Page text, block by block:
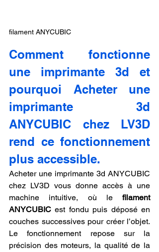
filament ANYCUBIC
Comment fonctionne
une imprimante 3d et
pourquoi Acheter une
imprimante 3d
ANYCUBIC chez LV3D
rend ce fonctionnement
plus accessible.
Acheter une imprimante 3d ANYCUBIC
chez LV3D vous donne accès à une
machine intuitive, où le filament
ANYCUBIC est fondu puis déposé en
couches successives pour créer l’objet.
Le fonctionnement repose sur la
précision des moteurs, la qualité de la